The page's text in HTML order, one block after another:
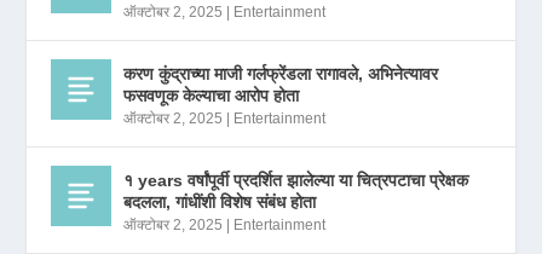
ऑक्टोबर 2, 2025 | Entertainment
करण कुंद्राच्या माजी गर्लफ्रेंडला रागावले, अभिनेत्यावर
फसवणूक केल्याचा आरोप होता
ऑक्टोबर 2, 2025 | Entertainment
१ years वर्षांपूर्वी प्रदर्शित झालेल्या या चित्रपटाचा प्रेक्षक
बदलला, गांधींशी विशेष संबंध होता
ऑक्टोबर 2, 2025 | Entertainment